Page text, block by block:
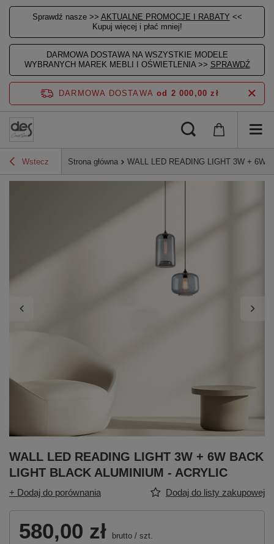
Sprawdź nasze >> AKTUALNE PROMOCJE I RABATY <<
Kupuj więcej i płać mniej!
DARMOWA DOSTAWA NA WSZYSTKIE MODELE
WYBRANYCH MAREK MEBLI I OŚWIETLENIA >> SPRAWDŹ
DARMOWA DOSTAWA od 2 000,00 zł
Wstecz Strona główna WALL LED READING LIGHT 3W + 6W
WALL LED READING LIGHT 3W + 6W BACK
LIGHT BLACK ALUMINIUM - ACRYLIC
+ Dodaj do porównania Dodaj do listy zakupowej
580,00 zł brutto / szt.